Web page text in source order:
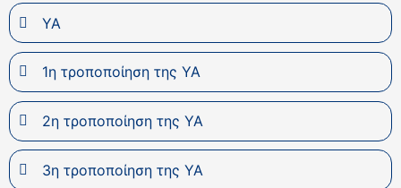
ΥΑ
1η τροποποίηση της ΥΑ
2η τροποποίηση της ΥΑ
3η τροποποίηση της ΥΑ